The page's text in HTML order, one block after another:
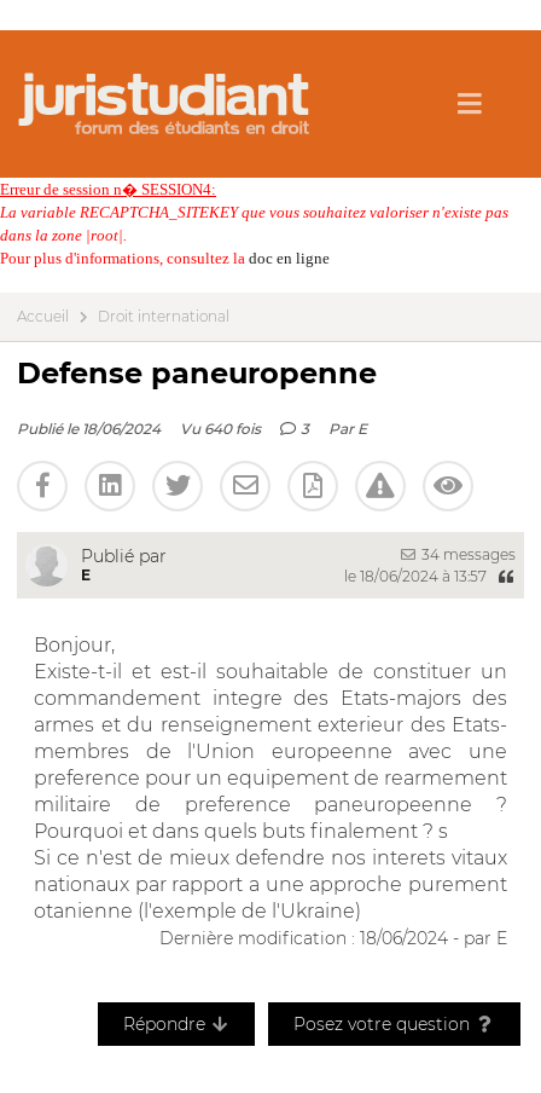
Erreur de session n� SESSION4:
La variable RECAPTCHA_SITEKEY que vous souhaitez valoriser n'existe pas
dans la zone |root|.
Pour plus d'informations, consultez la doc en ligne
Accueil Droit international
Defense paneuropenne
Publié le 18/06/2024 Vu 640 fois 3 Par E
Publié par
E
34 messages
le 18/06/2024 à 13:57
Bonjour,
Existe-t-il et est-il souhaitable de constituer un
commandement integre des Etats-majors des
armes et du renseignement exterieur des Etats-
membres de l'Union europeenne avec une
preference pour un equipement de rearmement
militaire de preference paneuropeenne ?
Pourquoi et dans quels buts finalement ? s
Si ce n'est de mieux defendre nos interets vitaux
nationaux par rapport a une approche purement
otanienne (l'exemple de l'Ukraine)
Dernière modification : 18/06/2024 - par E
Répondre Posez votre question